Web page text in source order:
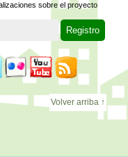
sobre el proyecto
Volver arriba ↑